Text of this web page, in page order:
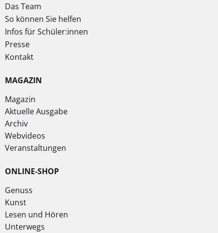
Das Team
So können Sie helfen
Infos für Schüler:innen
Presse
Kontakt
MAGAZIN
Magazin
Aktuelle Ausgabe
Archiv
Webvideos
Veranstaltungen
ONLINE-SHOP
Genuss
Kunst
Lesen und Hören
Unterwegs